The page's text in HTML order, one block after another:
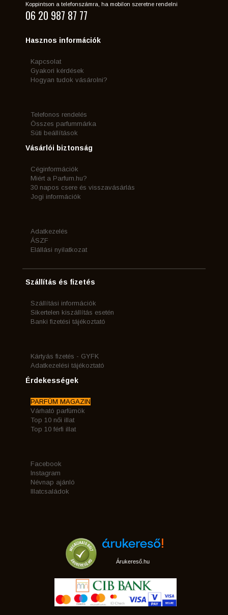
Koppintson a telefonszámra, ha mobilon szeretne rendelni
06 20 987 87 77
Hasznos információk
Kapcsolat
Gyakori kérdések
Hogyan tudok vásárolni?
Telefonos rendelés
Összes parfummárka
Süti beállítások
Vásárlói biztonság
Céginformációk
Miért a Parfum.hu?
30 napos csere és visszavásárlás
Jogi információk
Adatkezelés
ÁSZF
Elállási nyilatkozat
Szállítás és fizetés
Szállítási információk
Sikertelen kiszállítás esetén
Banki fizetési tájékoztató
Kártyás fizetés - GYFK
Adatkezelési tájékoztató
Érdekességek
PARFÜM MAGAZIN
Várható parfümök
Top 10 női illat
Top 10 férfi illat
Facebook
Instagram
Névnap ajánló
Illatcsaládok
Árukereső.hu